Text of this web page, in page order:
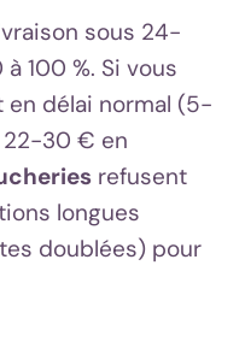
sous 24-
100 %. Si vous
en délai normal (5-
22-30 € en
refusent
longues
doublées) pour